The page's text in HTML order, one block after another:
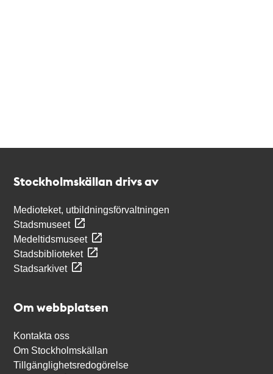
Stockholmskällan drivs av
Medioteket, utbildningsförvaltningen
Stadsmuseet
Medeltidsmuseet
Stadsbiblioteket
Stadsarkivet
Om webbplatsen
Kontakta oss
Om Stockholmskällan
Tillgänglighetsredogörelse